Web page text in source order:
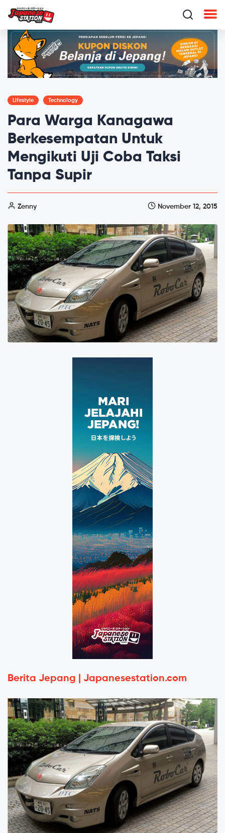
Lifestyle Technology
Para Warga Kanagawa
Berkesempatan Untuk
Mengikuti Uji Coba Taksi
Tanpa Supir
Zenny November 12, 2015
Berita Jepang | Japanesestation.com